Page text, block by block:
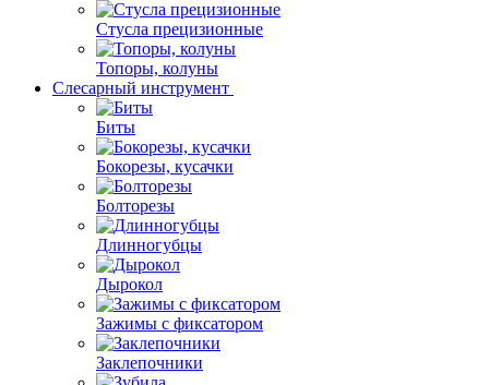
Стусла прецизионные
Топоры, колуны
Слесарный инструмент
Биты
Бокорезы, кусачки
Болторезы
Длинногубцы
Дырокол
Зажимы с фиксатором
Заклепочники